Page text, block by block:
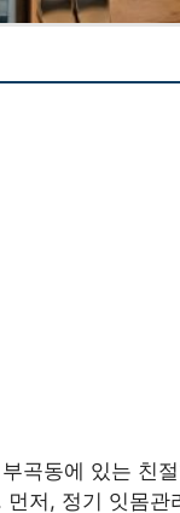
곡동에 있는 친
저, 정기 잇몸